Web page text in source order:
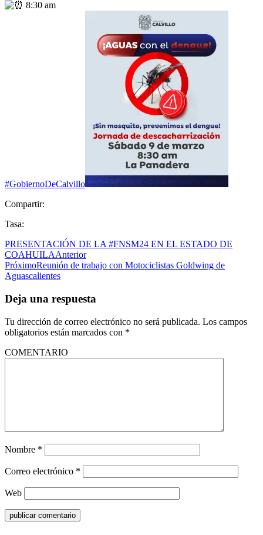
8:30 am
#GobiernoDeCalvillo
Compartir:
Tasa:
PRESENTACIÓN DE LA #FNSM24 EN EL ESTADO DE
COAHUILAAnterior
PróximoReunión de trabajo con Motociclistas Goldwing de
Aguascalientes
Deja una respuesta
Tu dirección de correo electrónico no será publicada. Los campos
obligatorios están marcados con *
COMENTARIO
Nombre *
Correo electrónico *
Web